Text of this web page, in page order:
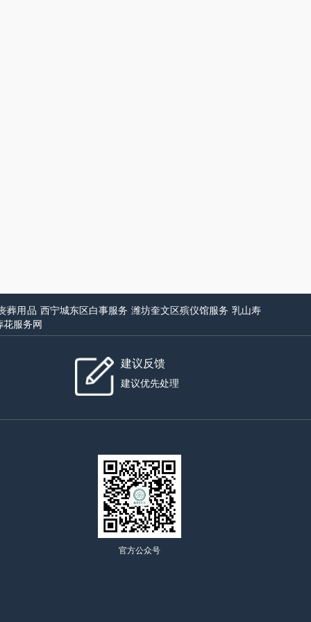
葬用品 西宁城东区白事服务 潍坊奎文区殡仪馆服务 乳山寿
花服务网
建议反馈
建议优先处理
官方公众号